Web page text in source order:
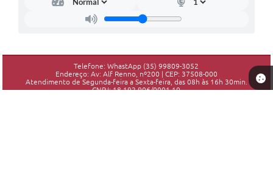
Telefone: WhastApp (35) 99809-3052
Endereço: Av: Alf Renno, nº200 | CEP: 37508-000
Atendimento de Segunda-feira a Sexta-feira, das 08h às 16h 30min.
CNPJ: 18.192.906/0001-10